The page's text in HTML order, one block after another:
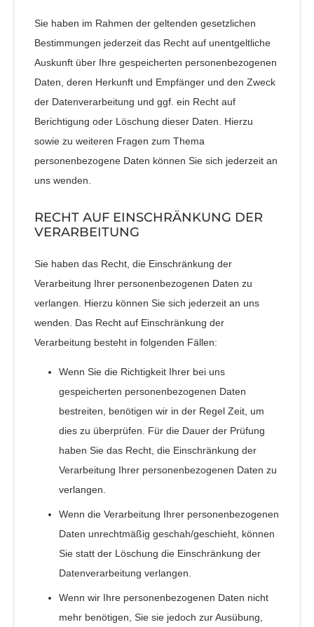
Sie haben im Rahmen der geltenden gesetzlichen
Bestimmungen jederzeit das Recht auf unentgeltliche
Auskunft über Ihre gespeicherten personenbezogenen
Daten, deren Herkunft und Empfänger und den Zweck
der Datenverarbeitung und ggf. ein Recht auf
Berichtigung oder Löschung dieser Daten. Hierzu
sowie zu weiteren Fragen zum Thema
personenbezogene Daten können Sie sich jederzeit an
uns wenden.
RECHT AUF EINSCHRÄNKUNG DER
VERARBEITUNG
Sie haben das Recht, die Einschränkung der
Verarbeitung Ihrer personenbezogenen Daten zu
verlangen. Hierzu können Sie sich jederzeit an uns
wenden. Das Recht auf Einschränkung der
Verarbeitung besteht in folgenden Fällen:
Wenn Sie die Richtigkeit Ihrer bei uns
gespeicherten personenbezogenen Daten
bestreiten, benötigen wir in der Regel Zeit, um
dies zu überprüfen. Für die Dauer der Prüfung
haben Sie das Recht, die Einschränkung der
Verarbeitung Ihrer personenbezogenen Daten zu
verlangen.
Wenn die Verarbeitung Ihrer personenbezogenen
Daten unrechtmäßig geschah/geschieht, können
Sie statt der Löschung die Einschränkung der
Datenverarbeitung verlangen.
Wenn wir Ihre personenbezogenen Daten nicht
mehr benötigen, Sie sie jedoch zur Ausübung,